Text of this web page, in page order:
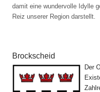
damit eine wundervolle Idylle
Reiz unserer Region darstellt.
Brockscheid
Der